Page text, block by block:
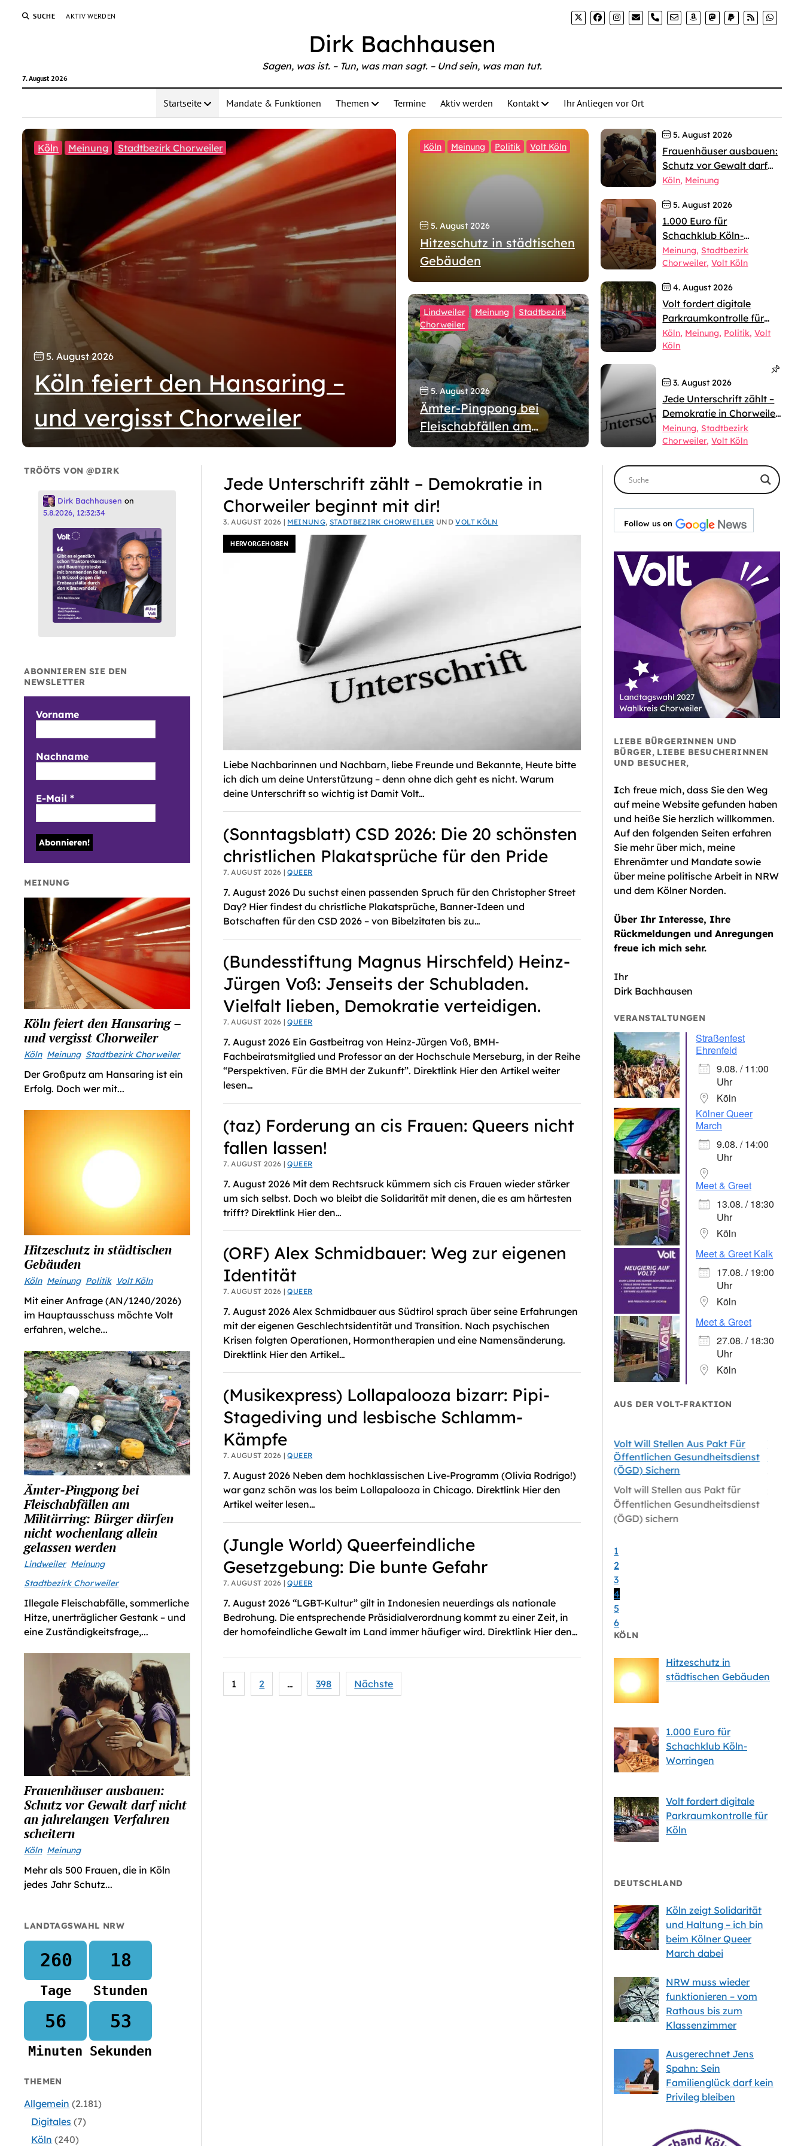
SUCHE AKTIV WERDEN phone
Dirk Bachhausen
7. August 2026
Sagen, was ist. – Tun, was man sagt. – Und sein, was man tut.
Startseite Mandate & Funktionen Themen Termine Aktiv werden Kontakt Ihr Anliegen vor Ort
Köln Meinung Stadtbezirk Chorweiler
5. August 2026
Köln feiert den Hansaring –
und vergisst Chorweiler
Köln Meinung Politik Volt Köln
5. August 2026
Hitzeschutz in städtischen
Gebäuden
Lindweiler Meinung
Stadtbezirk
Chorweiler
5. August 2026
Ämter-Pingpong bei
Fleischabfällen am
Militärring: Bürger dürfen
gelassen werden
5. August 2026
Frauenhäuser ausbauen:
Schutz vor Gewalt darf
nicht an jahrelangen
Köln Meinung
5. August 2026
1.000 Euro für
Schachklub Köln-
Worringen
Meinung Stadtbezirk
Chorweiler Volt Köln
4. August 2026
Volt fordert digitale
Parkraumkontrolle für
Köln
Köln Meinung Politik Volt
Köln
3. August 2026
Jede Unterschrift zählt –
Demokratie in Chorweiler
beginnt mit dir!
Meinung Stadtbezirk
Chorweiler Volt Köln
TRÖÖTS VON @DIRK
Dirk Bachhausen on
5.8.2026, 12:32:34
ABONNIEREN SIE DEN
NEWSLETTER
Vorname
Nachname
E-Mail*
MEINUNG
Köln feiert den Hansaring –
und vergisst Chorweiler
Köln Meinung Stadtbezirk Chorweiler
Der Großputz am Hansaring ist ein
Erfolg. Doch wer mit...
Hitzeschutz in städtischen
Gebäuden
Köln Meinung Politik Volt Köln
Mit einer Anfrage (AN/1240/2026)
im Hauptausschuss möchte Volt
erfahren, welche...
Ämter-Pingpong bei
Fleischabfällen am
Militärring: Bürger dürfen
nicht wochenlang allein
gelassen werden
Lindweiler Meinung
Stadtbezirk Chorweiler
Illegale Fleischabfälle, sommerliche
Hitze, unerträglicher Gestank – und
eine Zuständigkeitsfrage,...
Frauenhäuser ausbauen:
Schutz vor Gewalt darf nicht
an jahrelangen Verfahren
scheitern
Köln Meinung
Mehr als 500 Frauen, die in Köln
jedes Jahr Schutz...
LANDTAGSWAHL NRW
260
Tage
18
Stunden
56
Minuten
52
Sekunden
THEMEN
Allgemein (2.181)
Digitales (7)
Köln (240)
Dirk
Bachhausen
HERVORGEHOBEN
Jede Unterschrift zählt – Demokratie in
Chorweiler beginnt mit dir!
3. AUGUST 2026 | MEINUNG, STADTBEZIRK CHORWEILER UNDVOLT KÖLN
Liebe Nachbarinnen und Nachbarn, liebe Freunde und Bekannte, Heute bitte
ich dich um deine Unterstützung – denn ohne dich geht es nicht. Warum
deine Unterschrift so wichtig ist Damit Volt…
(Sonntagsblatt) CSD 2026: Die 20 schönsten
christlichen Plakatsprüche für den Pride
7. AUGUST 2026 |QUEER
7. August 2026 Du suchst einen passenden Spruch für den Christopher Street
Day? Hier findest du christliche Plakatsprüche, Banner-Ideen und
Botschaften für den CSD 2026 – von Bibelzitaten bis zu…
(Bundesstiftung Magnus Hirschfeld) Heinz-
Jürgen Voß: Jenseits der Schubladen.
Vielfalt lieben, Demokratie verteidigen.
7. AUGUST 2026 |QUEER
7. August 2026 Ein Gastbeitrag von Heinz-Jürgen Voß, BMH-
Fachbeiratsmitglied und Professor an der Hochschule Merseburg, in der Reihe
“Perspektiven. Für die BMH der Zukunft”. Direktlink Hier den Artikel weiter
lesen…
(taz) Forderung an cis Frauen: Queers nicht
fallen lassen!
7. AUGUST 2026 |QUEER
7. August 2026 Mit dem Rechtsruck kümmern sich cis Frauen wieder stärker
um sich selbst. Doch wo bleibt die Solidarität mit denen, die es am härtesten
trifft? Direktlink Hier den…
(ORF) Alex Schmidbauer: Weg zur eigenen
Identität
7. AUGUST 2026 |QUEER
7. August 2026 Alex Schmidbauer aus Südtirol sprach über seine Erfahrungen
mit der eigenen Geschlechtsidentität und Transition. Nach psychischen
Krisen folgten Operationen, Hormontherapien und eine Namensänderung.
Direktlink Hier den Artikel…
(Musikexpress) Lollapalooza bizarr: Pipi-
Stagediving und lesbische Schlamm-
Kämpfe
7. AUGUST 2026 |QUEER
7. August 2026 Neben dem hochklassischen Live-Programm (Olivia Rodrigo!)
war ganz schön was los beim Lollapalooza in Chicago. Direktlink Hier den
Artikel weiter lesen…
(Jungle World) Queerfeindliche
Gesetzgebung: Die bunte Gefahr
7. AUGUST 2026 |QUEER
7. August 2026 “LGBT-Kultur” gilt in Indonesien neuerdings als nationale
Bedrohung. Die entsprechende Präsidialverordnung kommt zu einer Zeit, in
der homofeindliche Gewalt im Land immer häufiger wird. Direktlink Hier den…
Seitennummerierung
der
1 2 … 398 Nächste
Follow us on
LIEBE BÜRGERINNEN UND
BÜRGER, LIEBE BESUCHERINNEN
UND BESUCHER,
Ich freue mich, dass Sie den Weg
auf meine Website gefunden haben
und heiße Sie herzlich willkommen.
Auf den folgenden Seiten erfahren
Sie mehr über mich, meine
Ehrenämter und Mandate sowie
über meine politische Arbeit in NRW
und dem Kölner Norden.
Über Ihr Interesse, Ihre
Rückmeldungen und Anregungen
freue ich mich sehr.
Ihr
Dirk Bachhausen
VERANSTALTUNGEN
Straßenfest
Ehrenfeld
9.08. / 11:00
Uhr
Köln
Kölner Queer
March
9.08. / 14:00
Uhr
Meet & Greet
13.08. / 18:30
Uhr
Köln
Meet & Greet Kalk
17.08. / 19:00
Uhr
Köln
Meet & Greet
27.08. / 18:30
Uhr
Köln
AUS DER VOLT-FRAKTION
Vor Gericht: Volt
Vorgehen Bei
Für Mietwagen
vor Gericht: Volt
Vorgehen bei
für Mietwagen
Hitzeschutz In Städtischen
Gebäuden
Hitzeschutz in städtischen
Stadtwerke Sichern: Massive
Investitionen In Den ÖPNV
Nötig
Handlungsfähigkeit der
Volt fordert digitale
Parkraumkontrolle für Köln
Volt Will Stellen Aus Pakt Für
Öffentlichen Gesundheitsdienst
(ÖGD) Sichern
Volt will Stellen aus Pakt für
Öffentlichen Gesundheitsdienst
(ÖGD) sichern
Volt-
1
2
3
4
5
6
KÖLN
Hitzeschutz in
städtischen Gebäuden
1.000 Euro für
Schachklub Köln-
Worringen
Volt fordert digitale
Parkraumkontrolle für
Köln
DEUTSCHLAND
Köln zeigt Solidarität
und Haltung – ich bin
beim Kölner Queer
March dabei
NRW muss wieder
funktionieren – vom
Rathaus bis zum
Klassenzimmer
Ausgerechnet Jens
Spahn: Sein
Familienglück darf kein
Privileg bleiben